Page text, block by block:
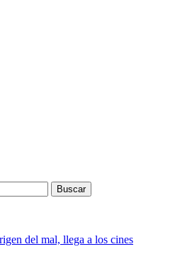
del mal, llega a los cines